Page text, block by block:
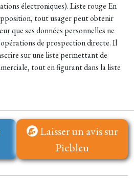
électroniques). Liste rouge En
tout usager peut obtenir
que ses données personnelles ne
opérations de prospection directe. Il
sur une liste permettant de
tout en figurant dans la liste
Laisser un avis sur
Picbleu